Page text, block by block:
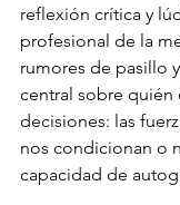
reflexión crítica y
profesional de la
rumores de pasillo
central sobre quién
decisiones: las
nos condicionan o
capacidad de